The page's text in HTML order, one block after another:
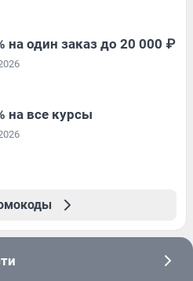
на один заказ до 20 000 ₽
на все курсы